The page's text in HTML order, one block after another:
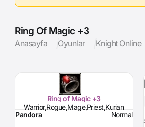
Ring Of Magic +3
Anasayfa Oyunlar Knight Online
Ring of Magic +3
Warrior,Rogue,Mage,Priest,Kurian
Pandora
Normal